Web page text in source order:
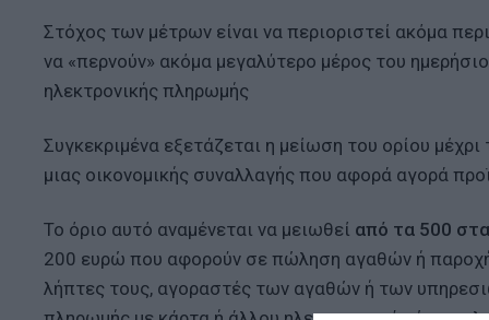
Στόχος των μέτρων είναι να περιοριστεί ακόμα
να «περνούν» ακόμα μεγαλύτερο μέρος του
ηλεκτρονικής πληρωμής
Συγκεκριμένα εξετάζεται η μείωση του ορίου
μιας οικονομικής συναλλαγής που αφορά αγορά
Το όριο αυτό αναμένεται να μειωθεί από τα 500
200 ευρώ που αφορούν σε πώληση αγαθών ή
λήπτες τους, αγοραστές των αγαθών ή των